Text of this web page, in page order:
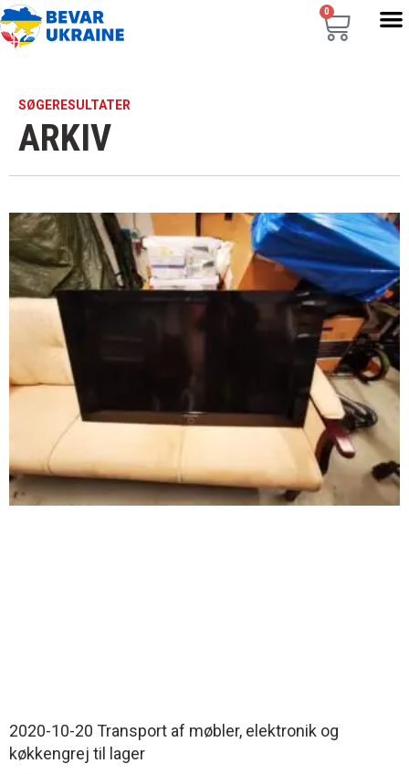
0
SØGERESULTATER
ARKIV
2020-10-20 Transport af møbler, elektronik og
køkkengrej til lager